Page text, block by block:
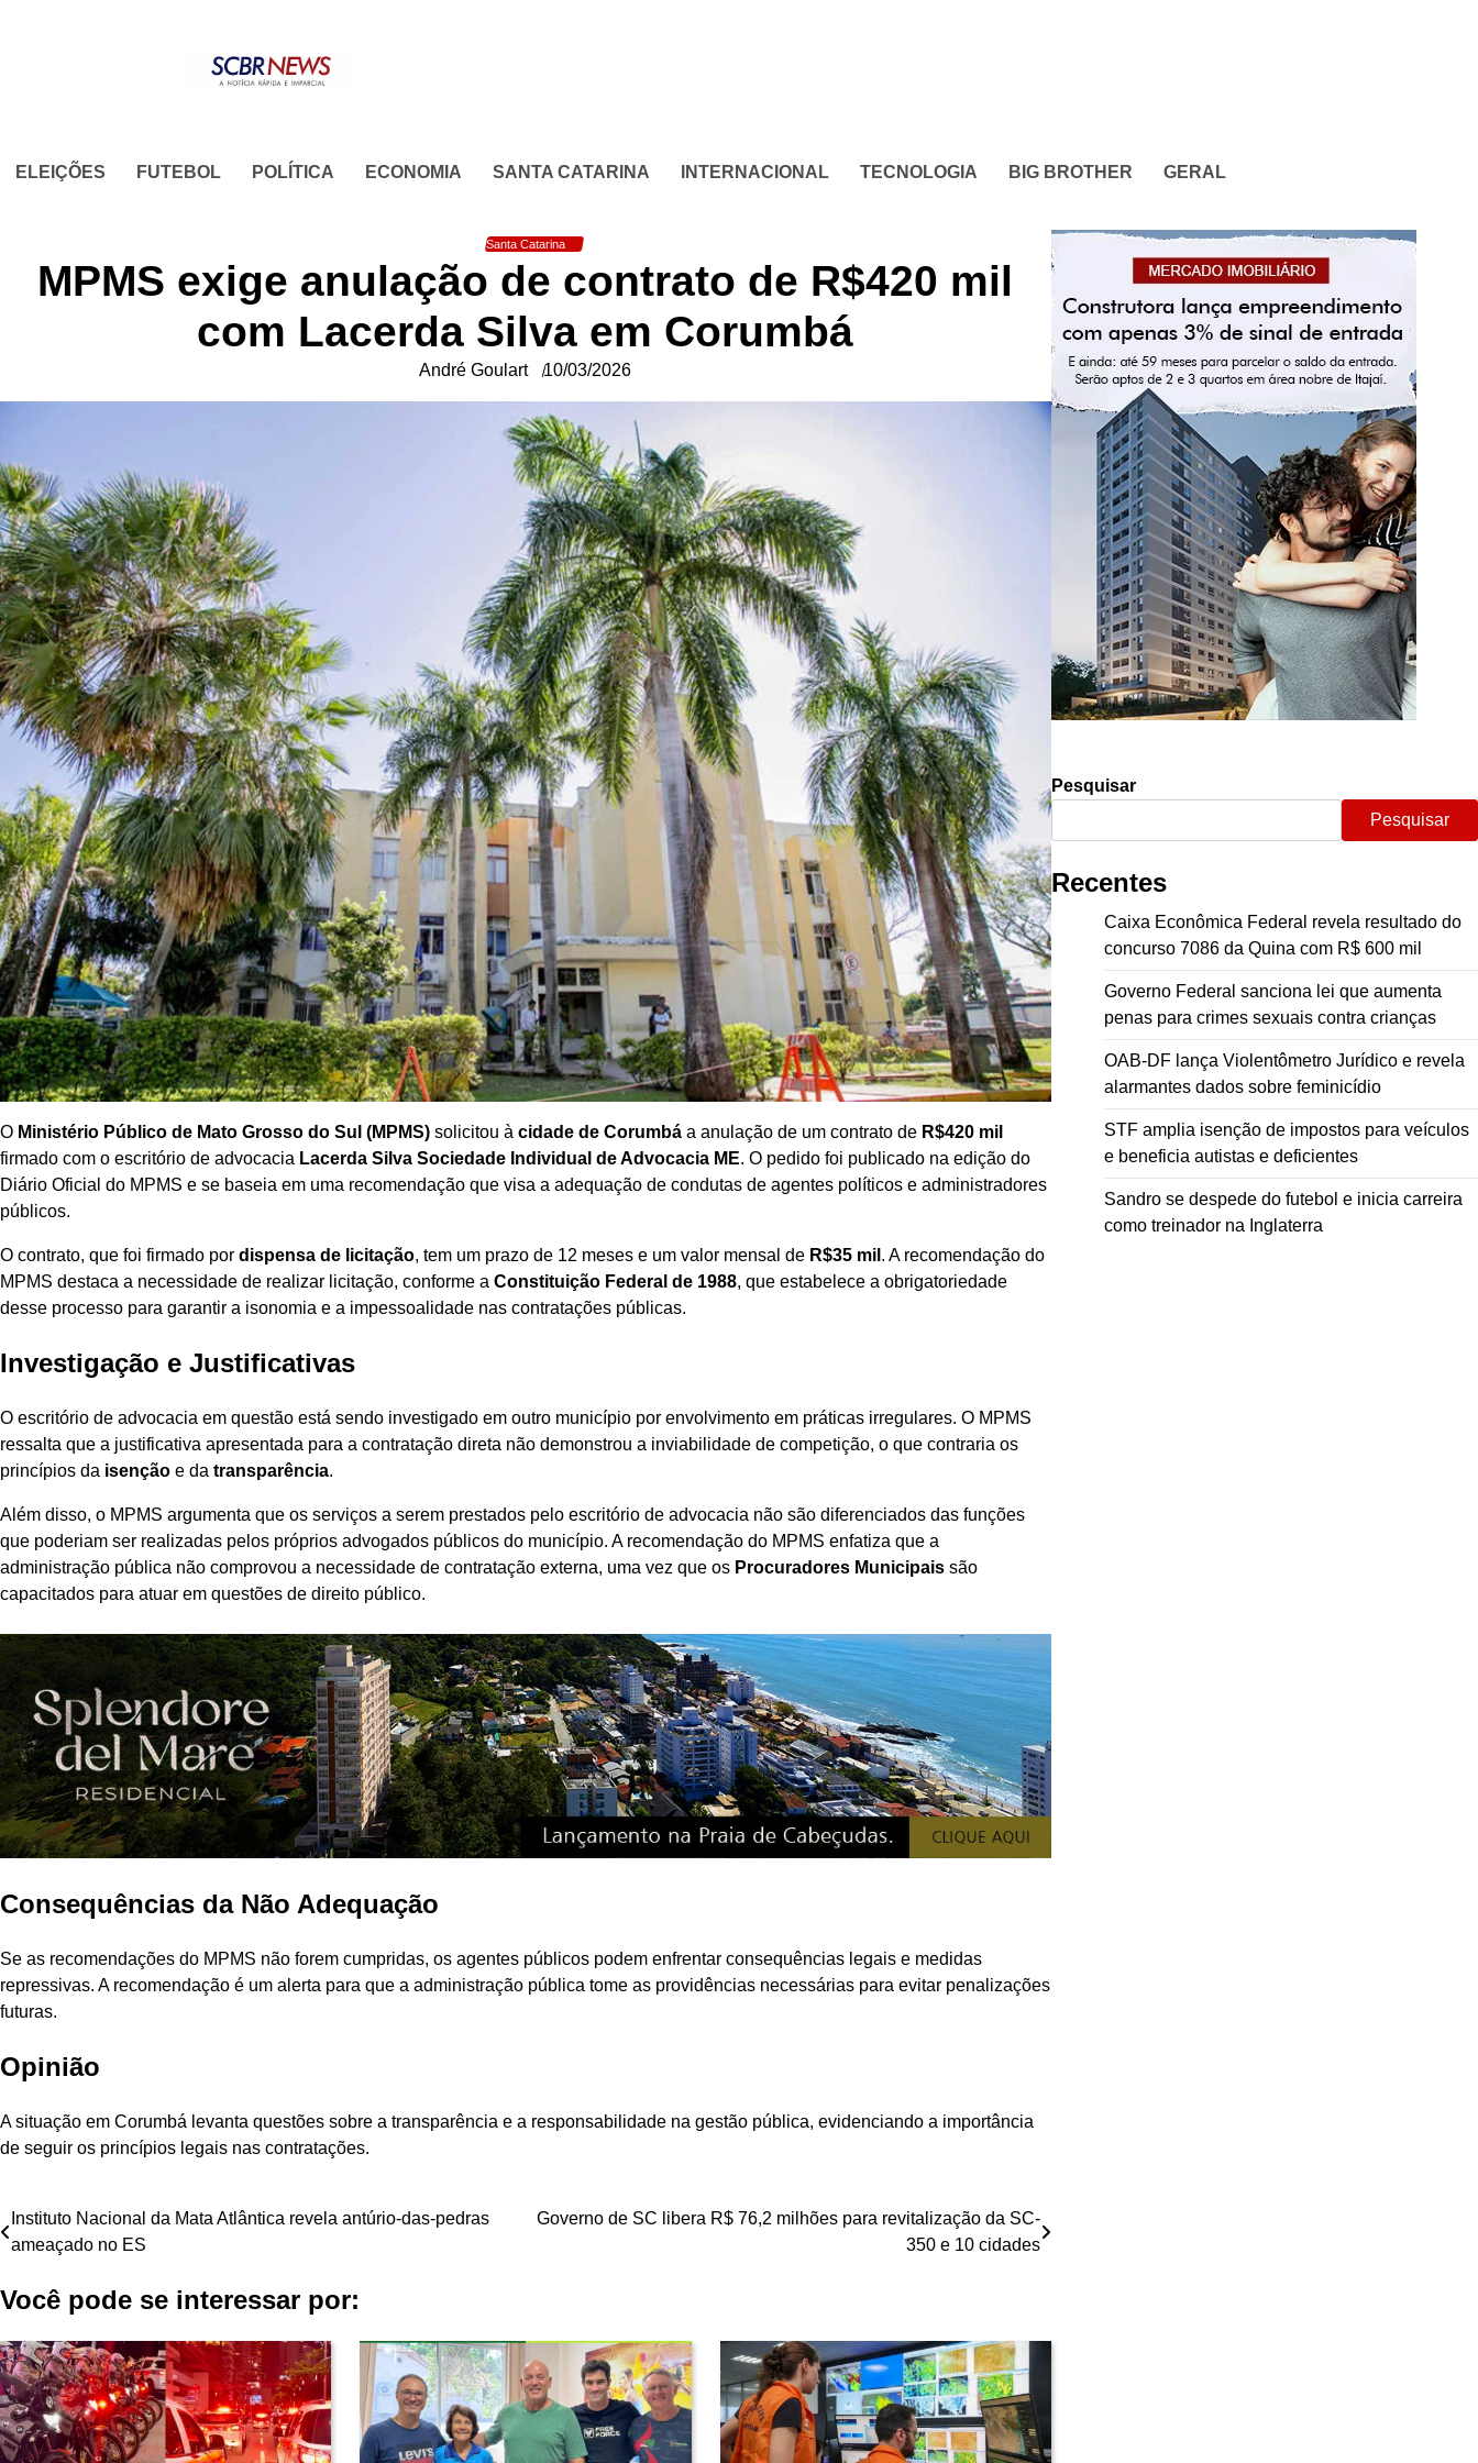
ELEIÇÕES FUTEBOL POLÍTICA ECONOMIA SANTA CATARINA INTERNACIONAL TECNOLOGIA BIG BROTHER GERAL
Santa Catarina
MPMS exige anulação de contrato de R$420 mil
com Lacerda Silva em Corumbá
André Goulart 10/03/2026
O Ministério Público de Mato Grosso do Sul (MPMS) solicitou à cidade de Corumbá a anulação de um contrato de R$420 mil
firmado com o escritório de advocacia Lacerda Silva Sociedade Individual de Advocacia ME. O pedido foi publicado na edição do
Diário Oficial do MPMS e se baseia em uma recomendação que visa a adequação de condutas de agentes políticos e administradores
públicos.
O contrato, que foi firmado por dispensa de licitação, tem um prazo de 12 meses e um valor mensal de R$35 mil . A recomendação do
MPMS destaca a necessidade de realizar licitação, conforme a Constituição Federal de 1988, que estabelece a obrigatoriedade
desse processo para garantir a isonomia e a impessoalidade nas contratações públicas.
Investigação e Justificativas
O escritório de advocacia em questão está sendo investigado em outro município por envolvimento em práticas irregulares. O MPMS
ressalta que a justificativa apresentada para a contratação direta não demonstrou a inviabilidade de competição, o que contraria os
princípios da isenção e da transparência.
Além disso, o MPMS argumenta que os serviços a serem prestados pelo escritório de advocacia não são diferenciados das funções
que poderiam ser realizadas pelos próprios advogados públicos do município. A recomendação do MPMS enfatiza que a
administração pública não comprovou a necessidade de contratação externa, uma vez que os Procuradores Municipais são
capacitados para atuar em questões de direito público.
Consequências da Não Adequação
Se as recomendações do MPMS não forem cumpridas, os agentes públicos podem enfrentar consequências legais e medidas
repressivas. A recomendação é um alerta para que a administração pública tome as providências necessárias para evitar penalizações
futuras.
Opinião
A situação em Corumbá levanta questões sobre a transparência e a responsabilidade na gestão pública, evidenciando a importância
de seguir os princípios legais nas contratações.
Navegação
Post
Instituto Nacional da Mata Atlântica revela antúrio-das-pedras
ameaçado no ES
Governo de SC libera R$ 76,2 milhões para revitalização da SC-
350 e 10 cidades
Você pode se interessar por:
Pesquisar
Pesquisar
Recentes
Caixa Econômica Federal revela resultado do
concurso 7086 da Quina com R$ 600 mil
Governo Federal sanciona lei que aumenta
penas para crimes sexuais contra crianças
OAB-DF lança Violentômetro Jurídico e revela
alarmantes dados sobre feminicídio
STF amplia isenção de impostos para veículos
e beneficia autistas e deficientes
Sandro se despede do futebol e inicia carreira
como treinador na Inglaterra